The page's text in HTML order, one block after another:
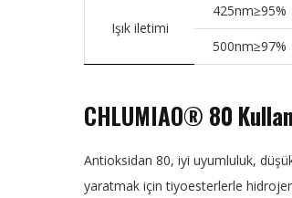
Işık iletimi
425nm≥95%
500nm≥97%
CHLUMIAO® 80
Antioksidan 80, iyi uyumluluk,
yaratmak için tiyoesterlerle